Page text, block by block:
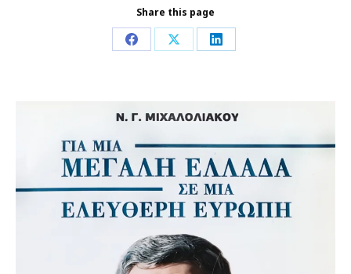
Share this page
Share Share Share